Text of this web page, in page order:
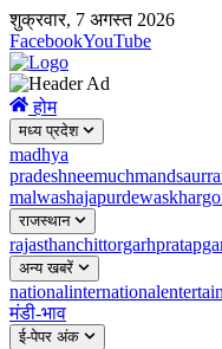
शुक्रवार, 7 अगस्त 2026
FacebookYouTube
होम
मध्य प्रदेश
madhya
pradeshneemuchmandsaur
malwashajapurdewas
राजस्थान
rajasthanchittorgarh
अन्य खबरें
nationalinternational
मंडी-भाव
ई-पेपर अंक